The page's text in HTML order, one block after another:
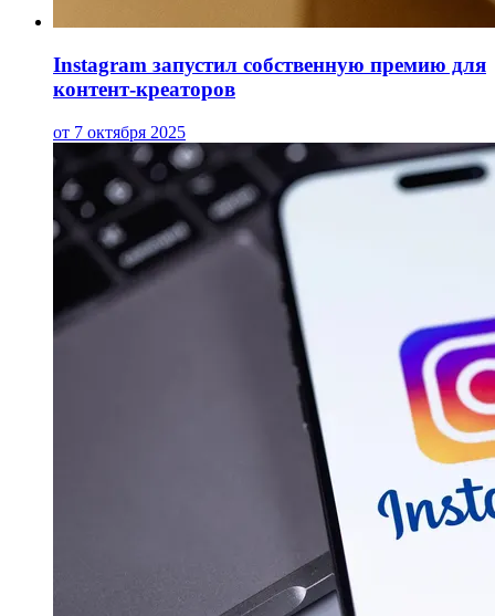
Instagram запустил собственную премию для
контент-креаторов
от 7 октября 2025